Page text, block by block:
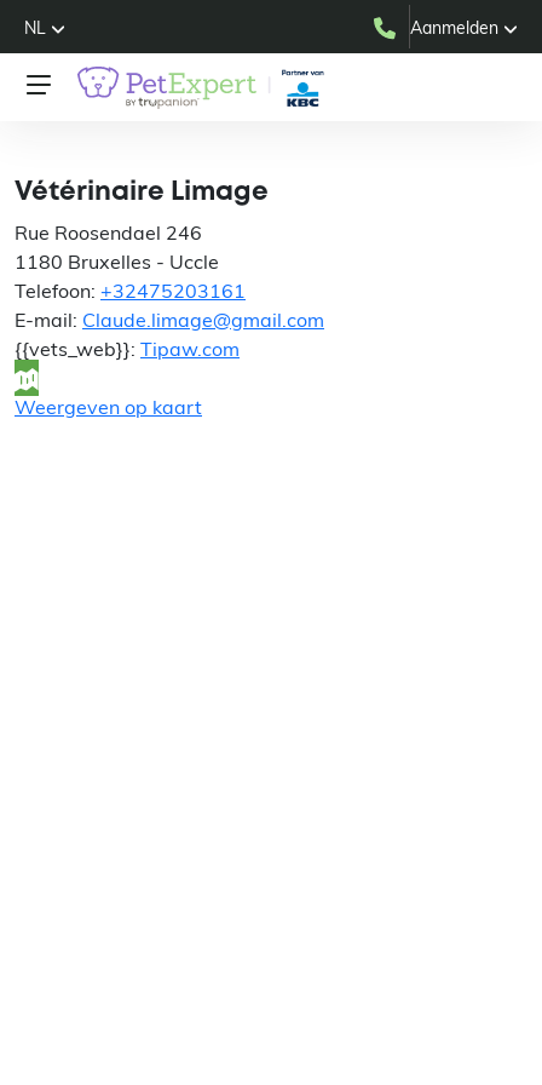
NL Aanmelden
Vétérinaire Limage
Rue Roosendael 246
1180 Bruxelles - Uccle
Telefoon: +32475203161
E-mail: Claude.limage@gmail.com
{{vets_web}}: Tipaw.com
Weergeven op kaart